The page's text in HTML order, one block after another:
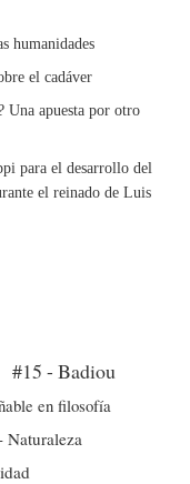
humanidades
el cadáver
Una apuesta por otro
para el desarrollo del
el reinado de Luis
#15 - Badiou
en filosofía
Naturaleza